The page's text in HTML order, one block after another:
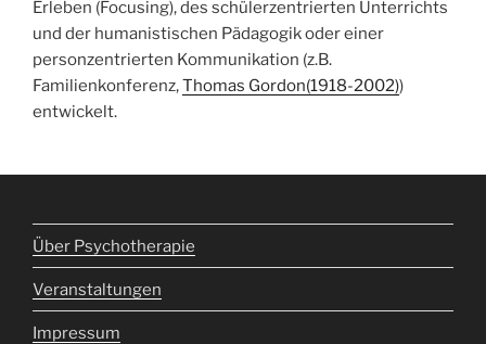
Erleben (Focusing), des schülerzentrierten Unterrichts
und der humanistischen Pädagogik oder einer
personzentrierten Kommunikation (z.B.
Familienkonferenz,Thomas Gordon(1918-2002))
entwickelt.
Über Psychotherapie
Veranstaltungen
Impressum